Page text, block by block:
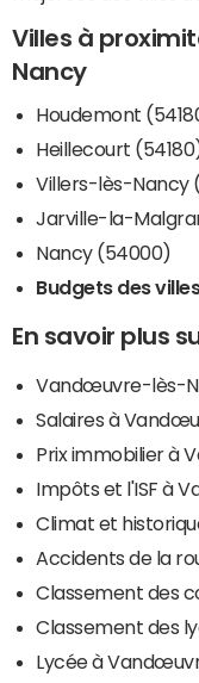
Villes à
Nancy
Houdemont
Heillecourt
Villers-lès-Nancy
Jarville-la-
Nancy (54000)
Budgets des
En savoir plus
Vandœuvre-lès-
Salaires à
Prix immobilier à
Impôts et l'ISF à
Climat et
Accidents de la
Classement des
Classement des
Lycée à